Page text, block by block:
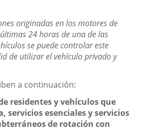
originadas en los motores de
24 horas de una de las
se puede controlar este
de utilizar el vehículo privado y
a continuación:
residentes y vehículos que
servicios esenciales y servicios
de rotación con